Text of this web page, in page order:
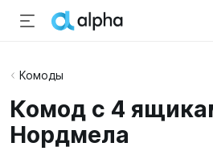
Комоды
Комод с 4
Нордмела